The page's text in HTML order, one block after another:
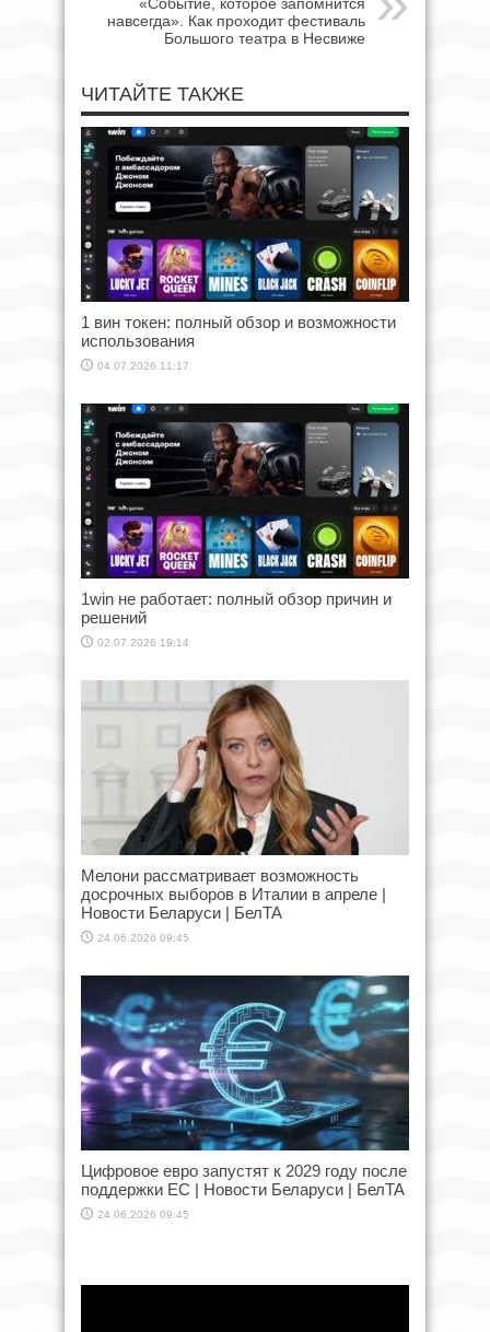
навсегда». Как проходит фестиваль
Большого театра в Несвиже
ЧИТАЙТЕ ТАКЖЕ
1 вин токен: полный обзор и возможности
использования
04.07.2026 11:17
1win не работает: полный обзор причин и
решений
02.07.2026 19:14
Мелони рассматривает возможность
досрочных выборов в Италии в апреле |
Новости Беларуси | БелТА
24.06.2026 09:45
Цифровое евро запустят к 2029 году после
поддержки ЕС | Новости Беларуси | БелТА
24.06.2026 09:45